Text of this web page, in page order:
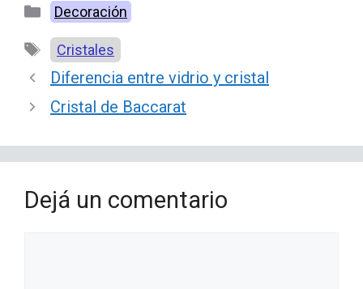
Categorías
Decoración
Etiquetas
Cristales
Diferencia entre vidrio y cristal
Cristal de Baccarat
Dejá un comentario